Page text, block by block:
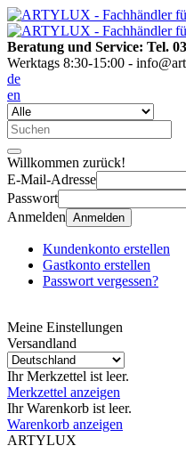
Beratung und Service: Tel.
Werktags 8:30-15:00 -
de
en
Willkommen zurück!
E-Mail-Adresse
Passwort
Anmelden Anmelden
Kundenkonto erstellen
Gastkonto erstellen
Passwort vergessen?
Meine Einstellungen
Versandland
Ihr Merkzettel ist leer.
Merkzettel anzeigen
Ihr Warenkorb ist leer.
Warenkorb anzeigen
ARTYLUX